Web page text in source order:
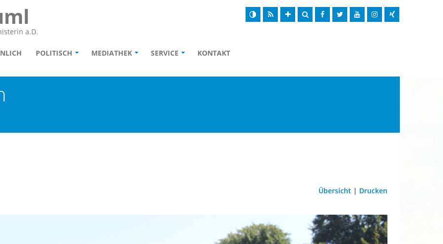
a.D.
POLITISCH MEDIATHEK SERVICE KONTAKT
Übersicht | Drucken